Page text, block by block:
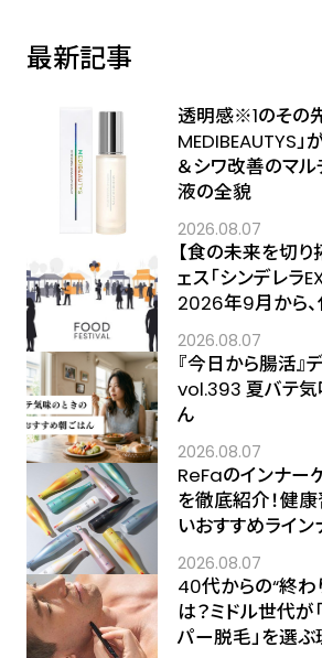
最新記事
透明感※1のその先
MEDIBEAUTYS
＆シワ改善のマ
液の全貌
2026.08.07
【食の未来を切り
ェス「シンデレラ
2026年9月から、
2026.08.07
『今日から腸活』
vol.393 夏バテ気
ん
2026.08.07
ReFaのインナー
を徹底紹介！健
いおすすめライン
2026.08.07
40代からの“終
は？ミドル世代が
パー脱毛」を選